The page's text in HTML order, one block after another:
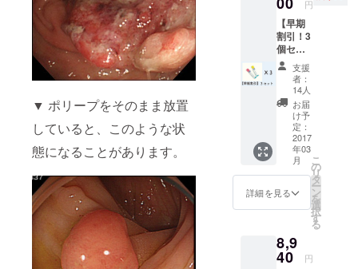
▼ ポリープをそのまま放置
していると、このような状
態になることがあります。
格) 送料
込み ③
オリジ
ナルト
イレッ
トペー
パー ✖
３
円
【早期
割引！3
個セッ
ト】 ①
サンク
スメー
ルと活
動報告
②検査
キット
３個
セット
(早期割
引20%
オフ) 送
料込み
支援
者：
14人
お届
け予
定：
2017
年03
月
詳細を見る
こ
の
リ
タ
ー
ン
を
選
択
す
る
8,9
40 円